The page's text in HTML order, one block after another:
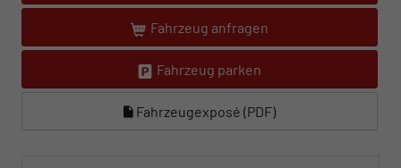
Fahrzeug anfragen
Fahrzeug parken
Fahrzeugexposé (PDF)